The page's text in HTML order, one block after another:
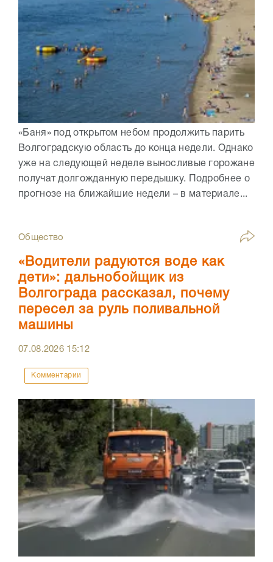
«Баня» под открытом небом продолжить парить
Волгоградскую область до конца недели. Однако
уже на следующей неделе выносливые горожане
получат долгожданную передышку. Подробнее о
прогнозе на ближайшие недели – в материале...
Общество
«Водители радуются воде как
дети»: дальнобойщик из
Волгограда рассказал, почему
пересел за руль поливальной
машины
07.08.2026 15:12
Комментарии